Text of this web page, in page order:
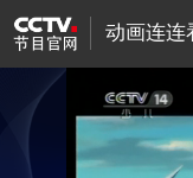
动画连连